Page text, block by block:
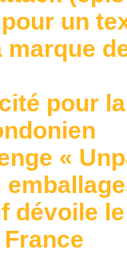
un
marque
pour
«
dévoile